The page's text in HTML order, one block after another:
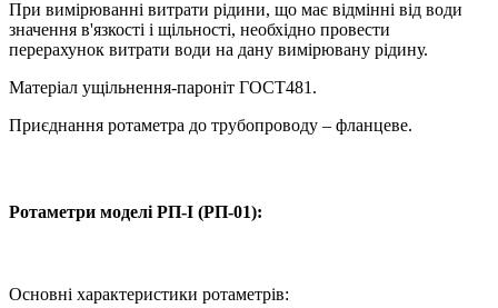
При вимірюванні витрати рідини, що має відмінні від води
значення в'язкості і щільності, необхідно провести
перерахунок витрати води на дану вимірювану рідину.
Матеріал ущільнення-пароніт ГОСТ481.
Приєднання ротаметра до трубопроводу – фланцеве.
Ротаметри моделі РП-I (РП-01):
Основні характеристики ротаметрів: